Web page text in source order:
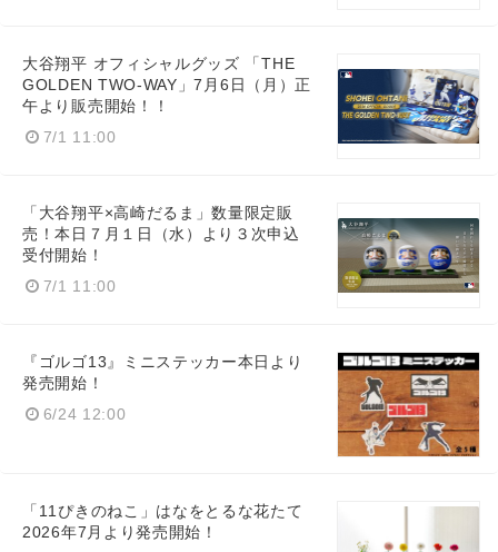
大谷翔平 オフィシャルグッズ 「THE
GOLDEN TWO-WAY」7月6日（月）正
午より販売開始！！
7/1 11:00
「大谷翔平×高崎だるま」数量限定販
売！本日７月１日（水）より３次申込
受付開始！
7/1 11:00
『ゴルゴ13』ミニステッカー本日より
発売開始！
6/24 12:00
「11ぴきのねこ」はなをとるな花たて
2026年7月より発売開始！